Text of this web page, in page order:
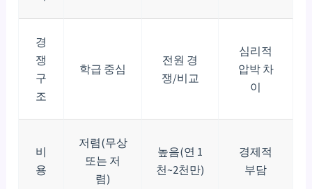
경
쟁
구
조
학급 중심
전원 경
쟁/비교
심리적
압박 차
이
비
용
저렴(무상
또는 저
렴)
높음(연 1
천~2천만)
경제적
부담